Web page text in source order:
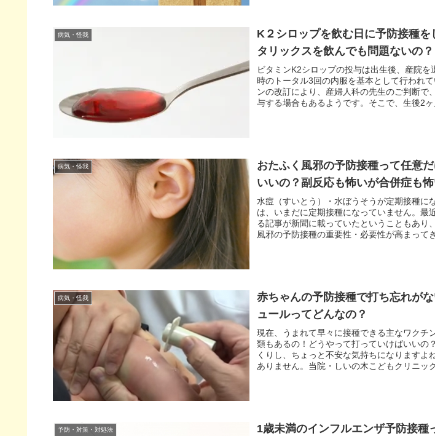
病気・怪我
K２シロップを飲む日に予防接種を
タリックスを飲んでも問題ないの？
ビタミンK2シロップの投与は出生後、産院を
時のトータル3回の内服を基本として行われ
ンの改訂により、産婦人科の先生のご判断で
与する場合もあるようです。そこで、生後2ヶ
病気・怪我
おたふく風邪の予防接種って任意
いいの？副反応も怖いが合併症も
水痘（すいとう）・水ぼうそうが定期接種に
は、いまだに定期接種になっていません。最
る記事が新聞に載っていたということもあり
風邪の予防接種の重要性・必要性が高まって
病気・怪我
赤ちゃんの予防接種で打ち忘れが
ュールってどんなの？
現在、うまれて早々に接種できる主なワクチ
類もあるの！どうやって打っていけばいいの
くりし、ちょっと不安な気持ちになりますよ
ありません。当院・しいの木こどもクリニッ
予防・対策・対処法
1歳未満のインフルエンザ予防接種